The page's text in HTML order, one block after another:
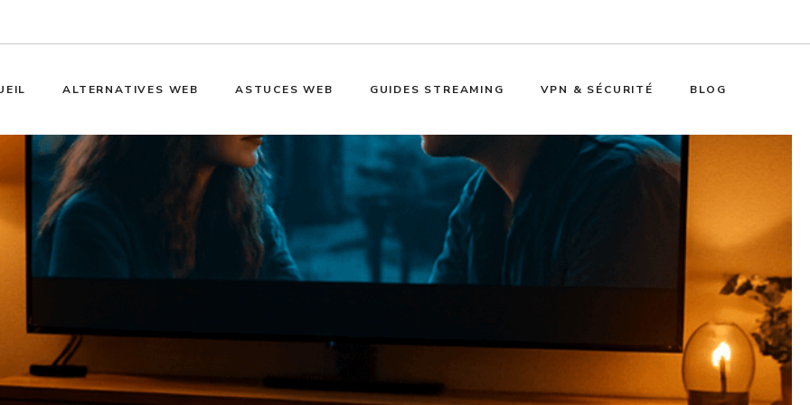
ALTERNATIVES WEB ASTUCES WEB GUIDES STREAMING VPN & SÉCURITÉ BLOG